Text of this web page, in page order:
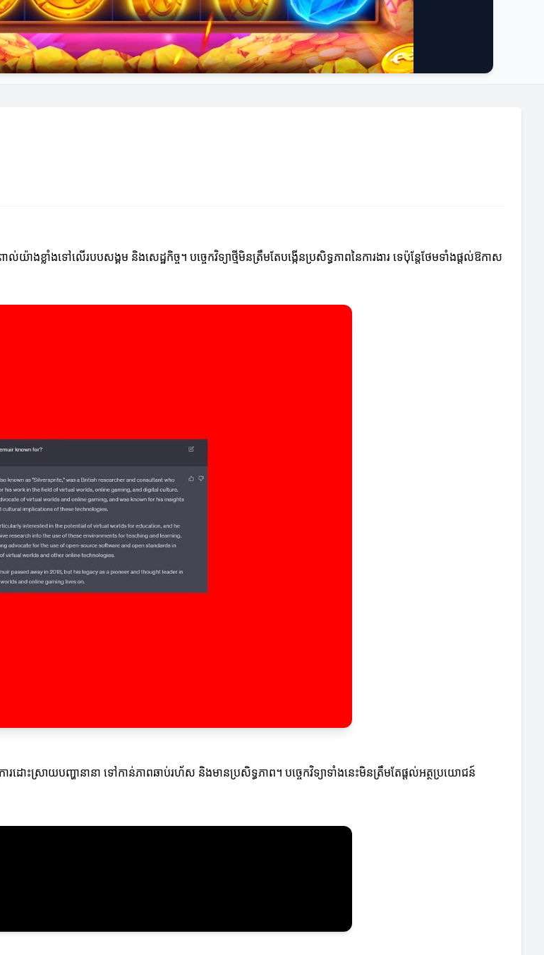
លាំងទៅលើរបបសង្គម និងសេដ្ឋកិច្ច។ បច្ចេកវិទ្យាថ្មីមិនត្រឹមតែបង្កើនប្រសិទ្ធភាពនៃការងារ ទេប៉ុន្តែថែមទាំងផ្ដល់ឱកាស
រដោះស្រាយបញ្ហានានា ទៅកាន់ភាពឆាប់រហ័ស និងមានប្រសិទ្ធភាព។ បច្ចេកវិទ្យាទាំងនេះមិនត្រឹមតែផ្តល់អត្ថប្រយោជន៍